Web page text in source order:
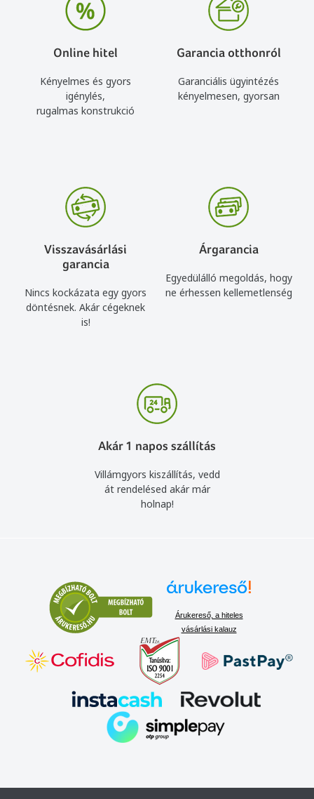
Online hitel
Kényelmes és gyors
igénylés,
rugalmas konstrukció
Garancia otthonról
Garanciális ügyintézés
kényelmesen, gyorsan
Visszavásárlási
garancia
Nincs kockázata egy gyors
döntésnek. Akár cégeknek
is!
Árgarancia
Egyedülálló megoldás, hogy
ne érhessen kellemetlenség
Akár 1 napos szállítás
Villámgyors kiszállítás, vedd
át rendelésed akár már
holnap!
Árukereső, a hiteles
vásárlási kalauz